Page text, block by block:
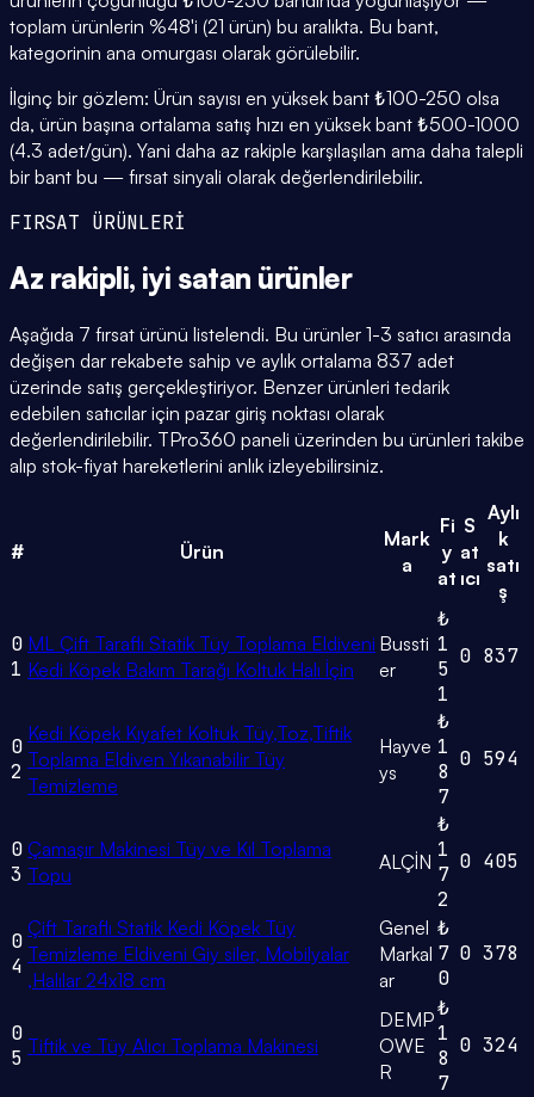
toplam ürünlerin %48'i (21 ürün) bu aralıkta. Bu bant,
kategorinin ana omurgası olarak görülebilir.
İlginç bir gözlem: Ürün sayısı en yüksek bant ₺100-250 olsa
da, ürün başına ortalama satış hızı en yüksek bant ₺500-1000
(4.3 adet/gün). Yani daha az rakiple karşılaşılan ama daha talepli
bir bant bu — fırsat sinyali olarak değerlendirilebilir.
FIRSAT ÜRÜNLERİ
Az rakipli, iyi satan ürünler
Aşağıda 7 fırsat ürünü listelendi. Bu ürünler 1-3 satıcı arasında
değişen dar rekabete sahip ve aylık ortalama 837 adet
üzerinde satış gerçekleştiriyor. Benzer ürünleri tedarik
edebilen satıcılar için pazar giriş noktası olarak
değerlendirilebilir. TPro360 paneli üzerinden bu ürünleri takibe
alıp stok-fiyat hareketlerini anlık izleyebilirsiniz.
# Ürün
Mark
a
Fi
y
at
S
at
ıcı
Aylı
k
satı
ş
0
1
ML Çift Taraflı Statik Tüy Toplama Eldiveni
Kedi Köpek Bakım Tarağı Koltuk Halı İçin
Bussti
er
₺
1
5
1
0 837
0
2
Kedi Köpek Kıyafet Koltuk Tüy,Toz,Tiftik
Toplama Eldiven Yıkanabilir Tüy
Temizleme
Hayve
ys
₺
1
8
7
0 594
0
3
Çamaşır Makinesi Tüy ve Kıl Toplama
Topu
ALÇİN
₺
1
7
2
0 405
0
4
Çift Taraflı Statik Kedi Köpek Tüy
Temizleme Eldiveni Giy siler, Mobilyalar
,Halılar 24x18 cm
Genel
Markal
ar
₺
7
0
0 378
0
5 Tiftik ve Tüy Alıcı Toplama Makinesi
DEMP
OWE
R
₺
1
8
7
0 324